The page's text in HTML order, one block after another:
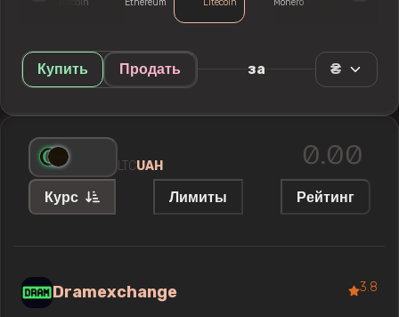
Bitcoin Ethereum Litecoin Monero
Купить Продать за ₴
LTCUAH
Курс Лимиты Рейтинг
Dramexchange 3.8